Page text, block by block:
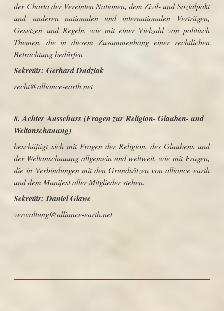
der Charta der Vereinten Nationen, dem Zivil- und Sozialpakt
und anderen nationalen und internationalen Verträgen,
Gesetzen und Regeln, wie mit einer Vielzahl von politisch
Themen, die in diesem Zusammenhang einer rechtlichen
Betrachtung bedürfen
Sekretär: Gerhard Dudziak
recht@alliance-earth.net
8. Achter Ausschuss (Fragen zur Religion- Glauben- und
Weltanschauung)
beschäftigt sich mit Fragen der Religion, des Glaubens und
der Weltanschauung allgemein und weltweit, wie mit Fragen,
die in Verbindungen mit den Grundsätzen von alliance earth
und dem Manifest aller Mitglieder stehen.
Sekretär: Daniel Glawe
verwaltung@alliance-earth.net